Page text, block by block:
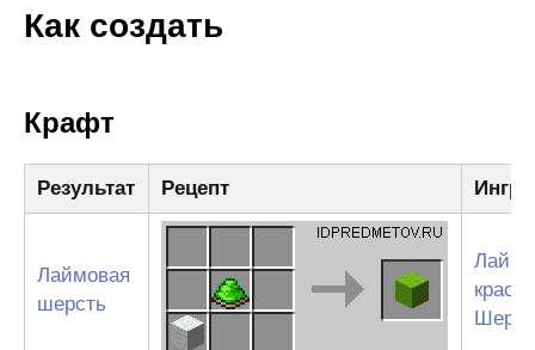
Как создать
Крафт
Результат Рецепт
Лаймовая
шерсть